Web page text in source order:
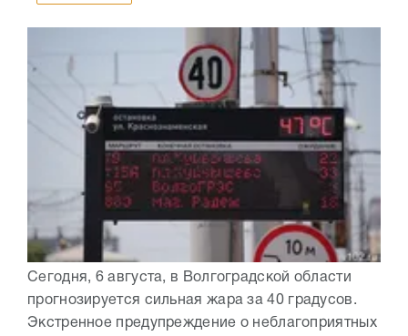
Сегодня, 6 августа, в Волгоградской области
прогнозируется сильная жара за 40 градусов.
Экстренное предупреждение о неблагоприятных